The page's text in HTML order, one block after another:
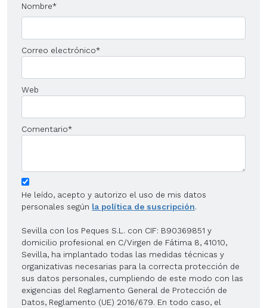
Nombre*
Correo electrónico*
Web
Comentario*
He leído, acepto y autorizo el uso de mis datos
personales según la política de suscripción.
Sevilla con los Peques S.L. con CIF: B90369851 y
domicilio profesional en C/Virgen de Fátima 8, 41010,
Sevilla, ha implantado todas las medidas técnicas y
organizativas necesarias para la correcta protección de
sus datos personales, cumpliendo de este modo con las
exigencias del Reglamento General de Protección de
Datos, Reglamento (UE) 2016/679. En todo caso, el